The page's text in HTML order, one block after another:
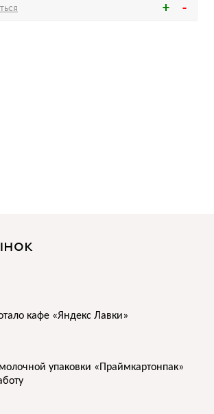
кафе «Яндекс Лавки»
упаковки «Праймкартонпак»